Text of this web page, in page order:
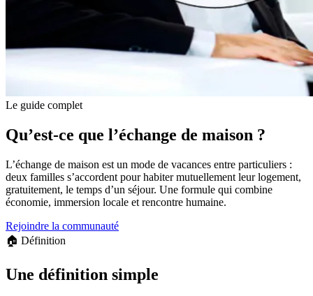
Le guide complet
Qu’est-ce que l’échange de maison ?
L’échange de maison est un mode de vacances entre particuliers :
deux familles s’accordent pour habiter mutuellement leur logement,
gratuitement, le temps d’un séjour. Une formule qui combine
économie, immersion locale et rencontre humaine.
Rejoindre la communauté
🏠 Définition
Une définition simple